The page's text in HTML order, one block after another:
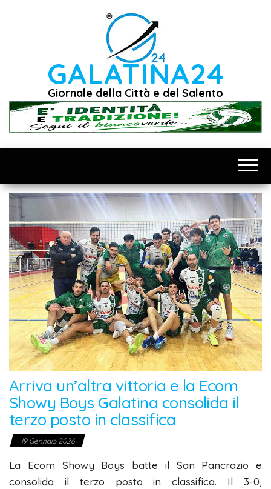
GALATINA24
Giornale della Città e del Salento
Arriva un’altra vittoria e la Ecom
Showy Boys Galatina consolida il
terzo posto in classifica
19 Gennaio 2026
La Ecom Showy Boys batte il San Pancrazio e
consolida il terzo posto in classifica. Il 3-0,